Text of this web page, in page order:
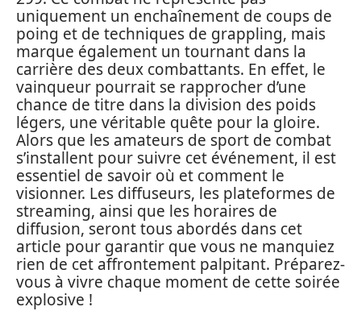
uniquement un enchaînement de coups de
poing et de techniques de grappling, mais
marque également un tournant dans la
carrière des deux combattants. En effet, le
vainqueur pourrait se rapprocher d’une
chance de titre dans la division des poids
légers, une véritable quête pour la gloire.
Alors que les amateurs de sport de combat
s’installent pour suivre cet événement, il est
essentiel de savoir où et comment le
visionner. Les diffuseurs, les plateformes de
streaming, ainsi que les horaires de
diffusion, seront tous abordés dans cet
article pour garantir que vous ne manquiez
rien de cet affrontement palpitant. Préparez-
vous à vivre chaque moment de cette soirée
explosive !